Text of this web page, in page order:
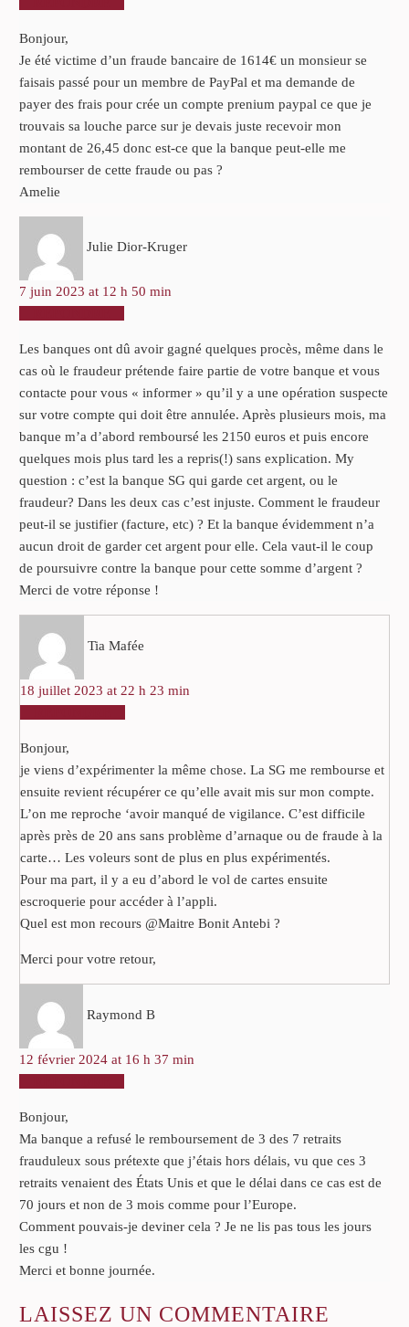
Bonjour,
Je été victime d’un fraude bancaire de 1614€ un monsieur se
faisais passé pour un membre de PayPal et ma demande de
payer des frais pour crée un compte prenium paypal ce que je
trouvais sa louche parce sur je devais juste recevoir mon
montant de 26,45 donc est-ce que la banque peut-elle me
rembourser de cette fraude ou pas ?
Amelie
Julie Dior-Kruger
7 juin 2023 at 12 h 50 min
Les banques ont dû avoir gagné quelques procès, même dans le
cas où le fraudeur prétende faire partie de votre banque et vous
contacte pour vous « informer » qu’il y a une opération suspecte
sur votre compte qui doit être annulée. Après plusieurs mois, ma
banque m’a d’abord remboursé les 2150 euros et puis encore
quelques mois plus tard les a repris(!) sans explication. My
question : c’est la banque SG qui garde cet argent, ou le
fraudeur? Dans les deux cas c’est injuste. Comment le fraudeur
peut-il se justifier (facture, etc) ? Et la banque évidemment n’a
aucun droit de garder cet argent pour elle. Cela vaut-il le coup
de poursuivre contre la banque pour cette somme d’argent ?
Merci de votre réponse !
Tia Mafée
18 juillet 2023 at 22 h 23 min
Bonjour,
je viens d’expérimenter la même chose. La SG me rembourse et
ensuite revient récupérer ce qu’elle avait mis sur mon compte.
L’on me reproche ‘avoir manqué de vigilance. C’est difficile
après près de 20 ans sans problème d’arnaque ou de fraude à la
carte… Les voleurs sont de plus en plus expérimentés.
Pour ma part, il y a eu d’abord le vol de cartes ensuite
escroquerie pour accéder à l’appli.
Quel est mon recours @Maitre Bonit Antebi ?
Merci pour votre retour,
Raymond B
12 février 2024 at 16 h 37 min
Bonjour,
Ma banque a refusé le remboursement de 3 des 7 retraits
frauduleux sous prétexte que j’étais hors délais, vu que ces 3
retraits venaient des États Unis et que le délai dans ce cas est de
70 jours et non de 3 mois comme pour l’Europe.
Comment pouvais-je deviner cela ? Je ne lis pas tous les jours
les cgu !
Merci et bonne journée.
LAISSEZ UN COMMENTAIRE